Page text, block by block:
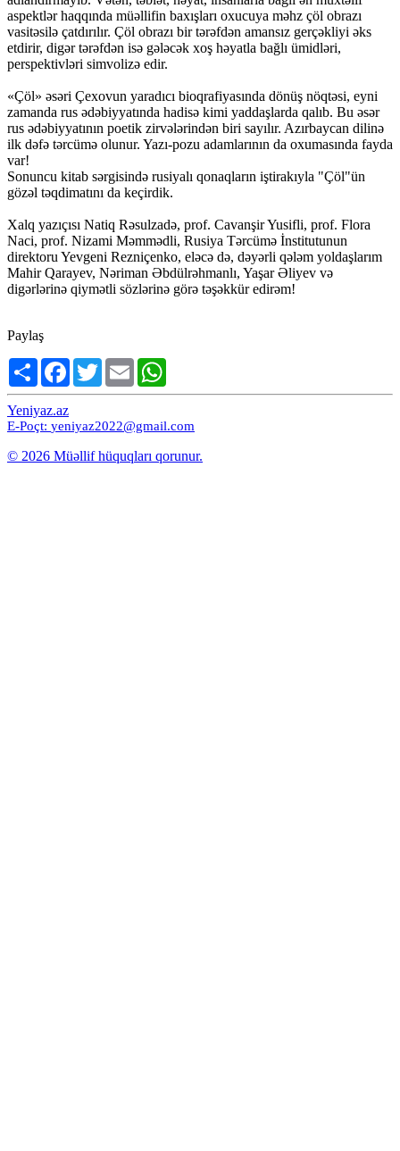
aspektlər haqqında müəllifin baxışları oxucuya məhz çöl obrazı
vasitəsilə çatdırılır. Çöl obrazı bir tərəfdən amansız gerçəkliyi əks
etdirir, digər tərəfdən isə gələcək xoş həyatla bağlı ümidləri,
perspektivləri simvolizə edir.
«Çöl» əsəri Çexovun yaradıcı bioqrafiyasında dönüş nöqtəsi, eyni
zamanda rus ədəbiyyatında hadisə kimi yaddaşlarda qalıb. Bu əsər
rus ədəbiyyatının poetik zirvələrindən biri sayılır. Azırbaycan dilinə
ilk dəfə tərcümə olunur. Yazı-pozu adamlarının da oxumasında fayda
var!
Sonuncu kitab sərgisində rusiyalı qonaqların iştirakıyla "Çöl"ün
gözəl təqdimatını da keçirdik.
Xalq yazıçısı Natiq Rəsulzadə, prof. Cavanşir Yusifli, prof. Flora
Naci, prof. Nizami Məmmədli, Rusiya Tərcümə İnstitutunun
direktoru Yevgeni Rezniçenko, eləcə də, dəyərli qələm yoldaşlarım
Mahir Qarayev, Nəriman Əbdülrəhmanlı, Yaşar Əliyev və
digərlərinə qiymətli sözlərinə görə təşəkkür edirəm!
Paylaş
Share Facebook
TwitterEmail
Yeniyaz.az
E-Poçt: yeniyaz2022@gmail.com
© 2026 Müəllif hüquqları qorunur.